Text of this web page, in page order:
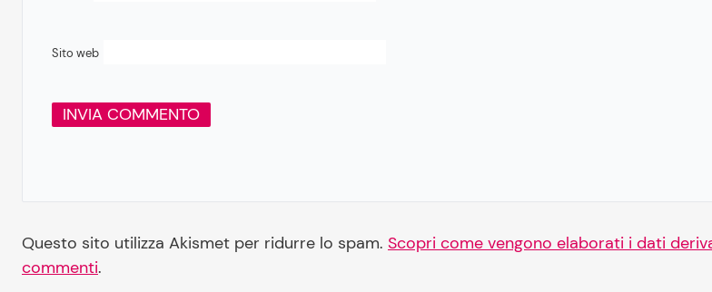
Sito web
Questo sito utilizza Akismet per ridurre lo spam. Scopri come vengono elaborati i dati
commenti.